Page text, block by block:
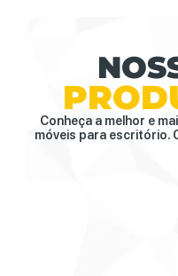
Conheça a melhor e
móveis para escritório.